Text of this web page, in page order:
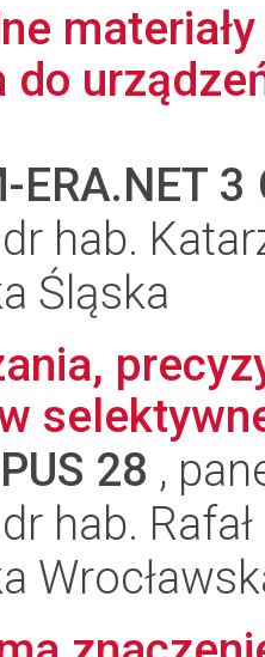
do
ERA.NET
hab.
Śląska
28 ,
hab.